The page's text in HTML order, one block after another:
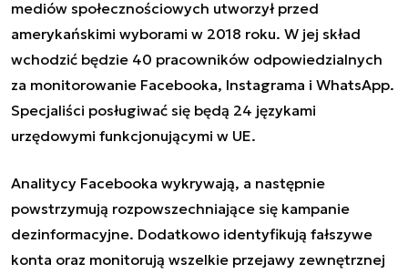
mediów społecznościowych utworzył przed
amerykańskimi wyborami w 2018 roku. W jej skład
wchodzić będzie 40 pracowników odpowiedzialnych
za monitorowanie Facebooka, Instagrama i WhatsApp.
Specjaliści posługiwać się będą 24 językami
urzędowymi funkcjonującymi w UE.
Analitycy Facebooka wykrywają, a następnie
powstrzymują rozpowszechniające się kampanie
dezinformacyjne. Dodatkowo identyfikują fałszywe
konta oraz monitorują wszelkie przejawy zewnętrznej